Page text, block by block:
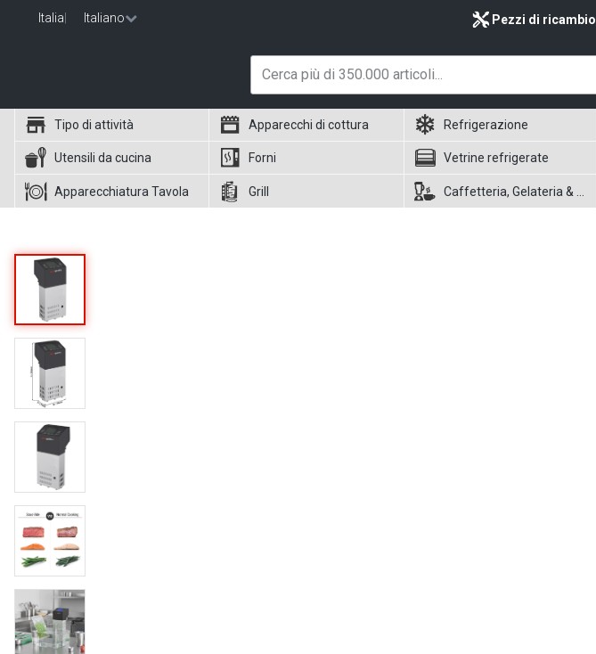
Italia Italiano Pezzi di ricambio
Tipo di attività Apparecchi di cottura Refrigerazione
Utensili da cucina Forni Vetrine refrigerate
Apparecchiatura Tavola Grill